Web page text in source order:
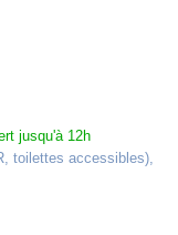
jusqu'à 12h
toilettes accessibles),